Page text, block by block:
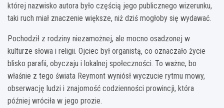
której nazwisko autora było częścią jego publicznego wizerunku,
taki ruch miał znaczenie większe, niż dziś mogłoby się wydawać.
Pochodził z rodziny niezamożnej, ale mocno osadzonej w
kulturze słowa i religii. Ojciec był organistą, co oznaczało życie
blisko parafii, obyczaju i lokalnej społeczności. To ważne, bo
właśnie z tego świata Reymont wyniósł wyczucie rytmu mowy,
obserwację ludzi i znajomość codzienności prowincji, która
później wróciła w jego prozie.